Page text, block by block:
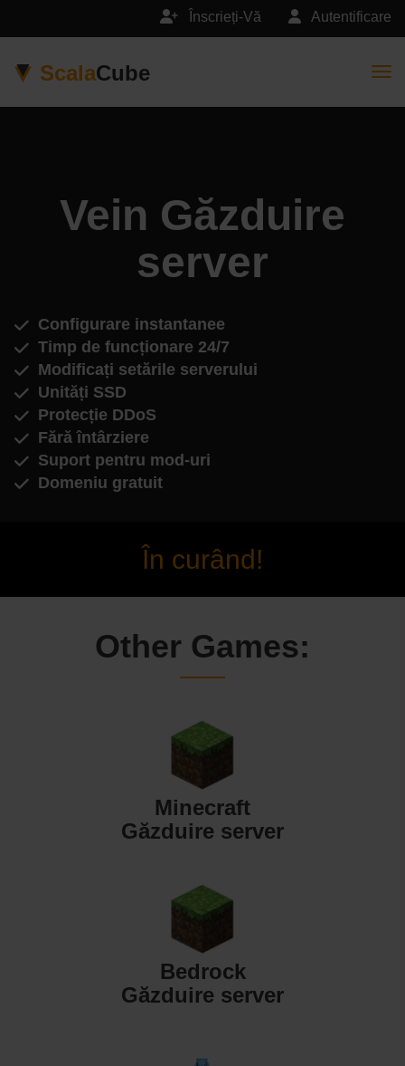
Autentificare
Înscrieți-Vă
ScalaCube
Vein Găzduire
server
Configurare instantanee
Timp de funcționare 24/7
Modificați setările serverului
Unități SSD
Protecție DDoS
Fără întârziere
Suport pentru mod-uri
Domeniu gratuit
În curând!
Other Games:
Minecraft
Găzduire server
Bedrock
Găzduire server